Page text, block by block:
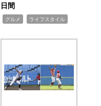
日間
グルメ ライフスタイル